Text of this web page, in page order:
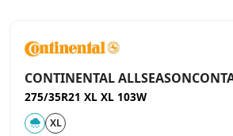
CONTINENTAL
275/35R21 XL XL 103W
XL